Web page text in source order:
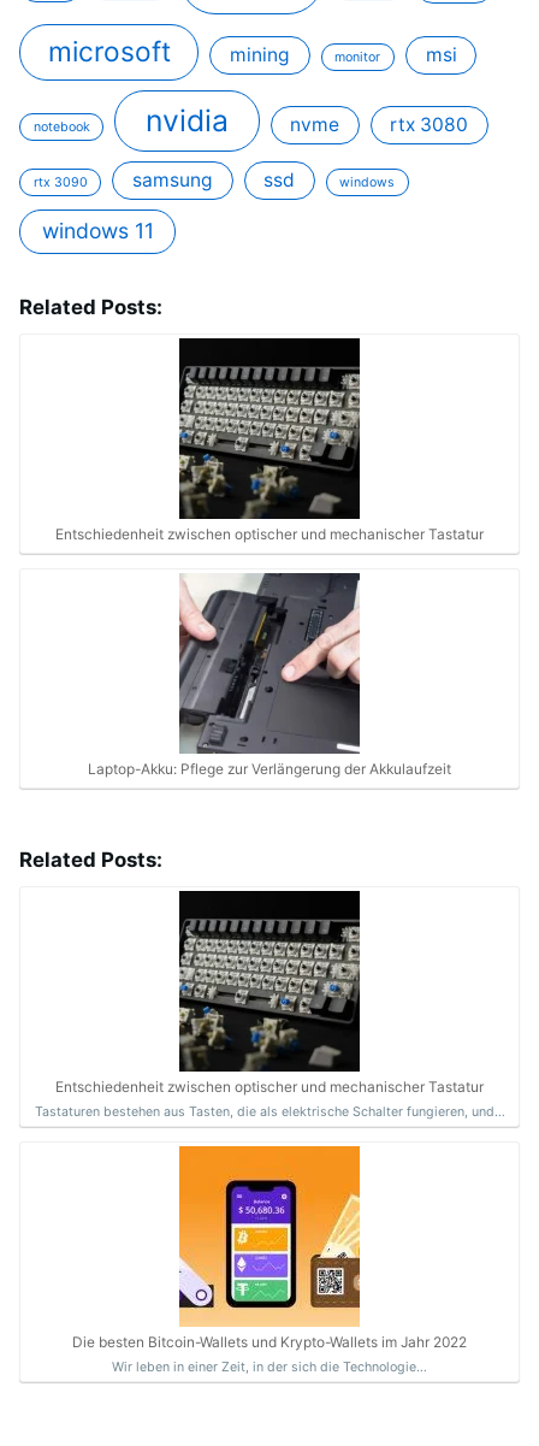
microsoft mining monitor msi
notebook nvidia nvme rtx 3080
rtx 3090 samsung ssd windows
windows 11
Related Posts:
Entschiedenheit zwischen optischer und mechanischer Tastatur
Laptop-Akku: Pflege zur Verlängerung der Akkulaufzeit
Related Posts:
Entschiedenheit zwischen optischer und mechanischer Tastatur
Tastaturen bestehen aus Tasten, die als elektrische Schalter fungieren, und…
Die besten Bitcoin-Wallets und Krypto-Wallets im Jahr 2022
Wir leben in einer Zeit, in der sich die Technologie…